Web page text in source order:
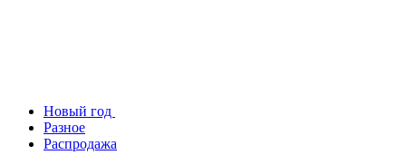
Новый год
Разное
Распродажа